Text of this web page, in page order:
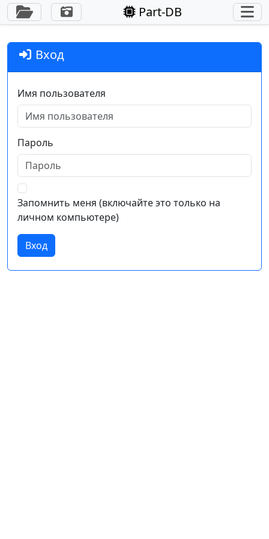
Переключить боковую панель
Part-DB
Вход
Имя пользователя
Пароль
Запомнить меня (включайте это только на
личном компьютере)
Вход